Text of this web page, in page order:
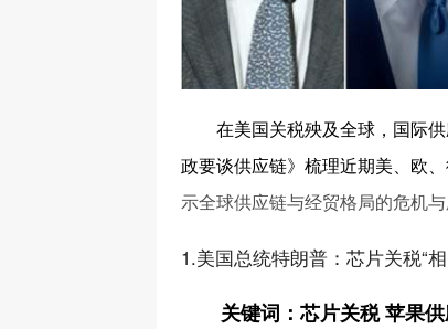
在美国关税殃及全球，国际
政要谈供应链》梳理近期美、欧
示全球供应链与经贸格局的危机与
1.美国总统特朗普：芯片关税“
关键词：芯片关税 苹果